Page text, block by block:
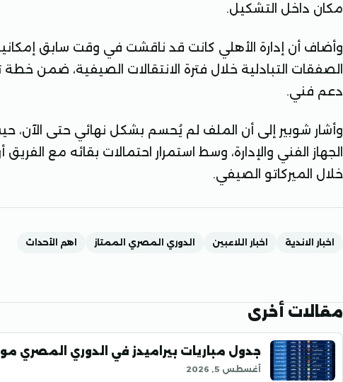
مكان داخل التشكيل.
وأضاف أن إدارة الأهلي كانت قد ناقشت في وقت سابق
الصفقات التبادلية خلال فترة الانتقالات الصيفية، ضمن
دعم فني.
وأشار شوبير إلى أن الملف لم يُحسم بشكل نهائي حتى الآن،
الجهاز الفني والإدارة، وسط استمرار احتمالات بقائه مع
خلال الميركاتو الصيفي.
اخبار الاندية اخبار اللاعبين الدوري المصري الممتاز اهم الأحداث
مقالات أخرى
جدول مباريات بيراميدز في الدوري المصري موسم
أغسطس 5, 2026